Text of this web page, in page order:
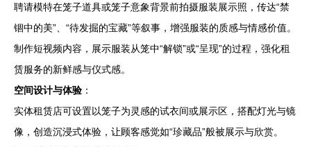
聘请模特在笼子道具或笼子意象背景前拍摄服装展示照，传达“禁
锢中的美”、“待发掘的宝藏”等叙事，增强服装的质感与情感价值。
制作短视频内容，展示服装从笼中“解锁”或“呈现”的过程，强化租
赁服务的新鲜感与仪式感。
空间设计与体验 ：
实体租赁店可设置以笼子为灵感的试衣间或展示区，搭配灯光与镜
像，创造沉浸式体验，让顾客感觉如“珍藏品”般被展示与欣赏。